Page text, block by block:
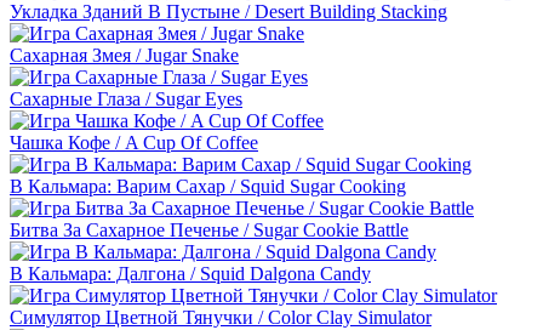
Укладка Зданий В Пустыне / Desert Building Stacking
Сахарная Змея / Jugar Snake
Сахарные Глаза / Sugar Eyes
Чашка Кофе / A Cup Of Coffee
В Кальмара: Варим Сахар / Squid Sugar Cooking
Битва За Сахарное Печенье / Sugar Cookie Battle
В Кальмара: Далгона / Squid Dalgona Candy
Симулятор Цветной Тянучки / Color Clay Simulator